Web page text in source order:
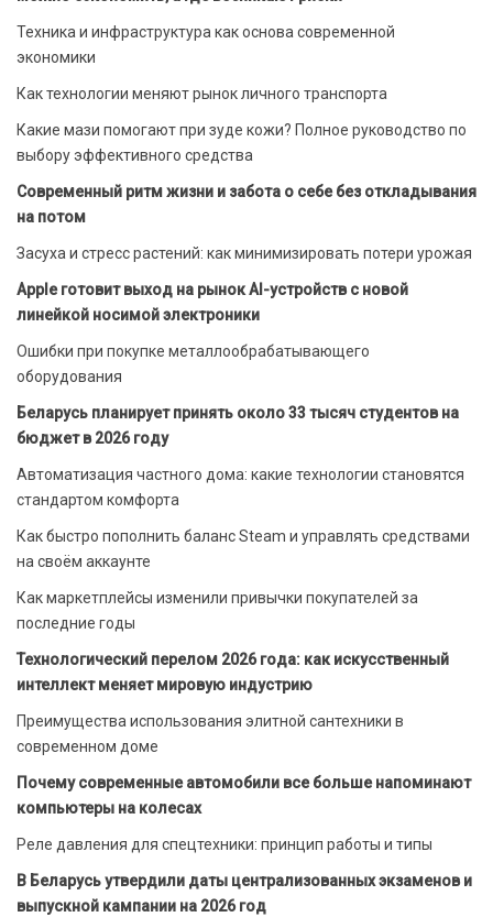
Техника и инфраструктура как основа современной
экономики
Как технологии меняют рынок личного транспорта
Какие мази помогают при зуде кожи? Полное руководство по
выбору эффективного средства
Современный ритм жизни и забота о себе без откладывания
на потом
Засуха и стресс растений: как минимизировать потери урожая
Apple готовит выход на рынок AI-устройств с новой
линейкой носимой электроники
Ошибки при покупке металлообрабатывающего
оборудования
Беларусь планирует принять около 33 тысяч студентов на
бюджет в 2026 году
Автоматизация частного дома: какие технологии становятся
стандартом комфорта
Как быстро пополнить баланс Steam и управлять средствами
на своём аккаунте
Как маркетплейсы изменили привычки покупателей за
последние годы
Технологический перелом 2026 года: как искусственный
интеллект меняет мировую индустрию
Преимущества использования элитной сантехники в
современном доме
Почему современные автомобили все больше напоминают
компьютеры на колесах
Реле давления для спецтехники: принцип работы и типы
В Беларусь утвердили даты централизованных экзаменов и
выпускной кампании на 2026 год